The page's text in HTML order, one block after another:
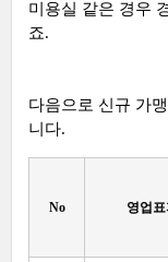
미용실 같은 경우
죠.
다음으로 신규 가
니다.
No 영업표